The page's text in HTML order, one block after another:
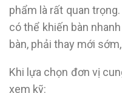
phẩm là rất quan
có thể khiến bàn
bàn, phải thay mới
Khi lựa chọn đơn vị
xem kỹ: